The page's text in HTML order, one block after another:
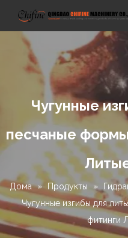
Чугунные
песчаные
Дома » Продукты »
Чугунные изгибы для
фитинги